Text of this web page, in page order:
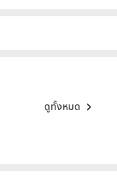
ดูทั้งหมด